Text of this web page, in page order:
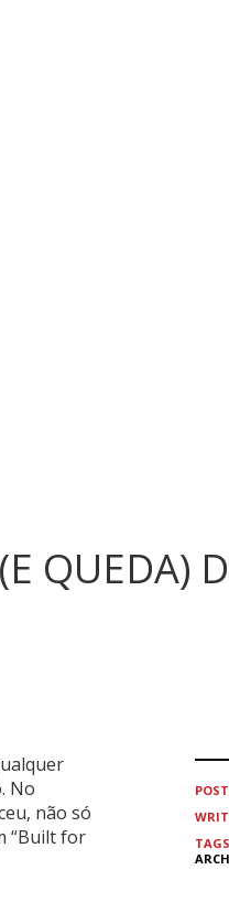
QUEDA)
No
não só
“Built for
TAGS